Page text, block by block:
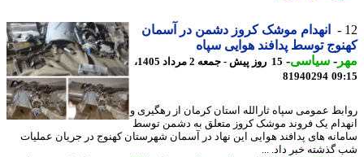
انهدام موشک کروز دشمن در آسمان
توسط پدافند هوایی سپاه
-سیاسی-
15 روز پیش - جمعه 2 مرداد 1405،
81940294
عمومی سپاه ثارالله استان کرمان از رهگیری و
یک فروند موشک کروز متعلق به دشمن توسط
های پدافند هوایی این نهاد در آسمان شهرستان کهنوج در جریان عملیات
خبر داد. ...